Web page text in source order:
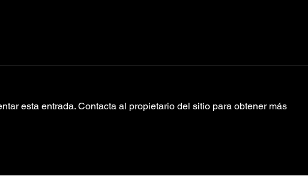
POP
esta entrada. Contacta al propietario del sitio para obtener más